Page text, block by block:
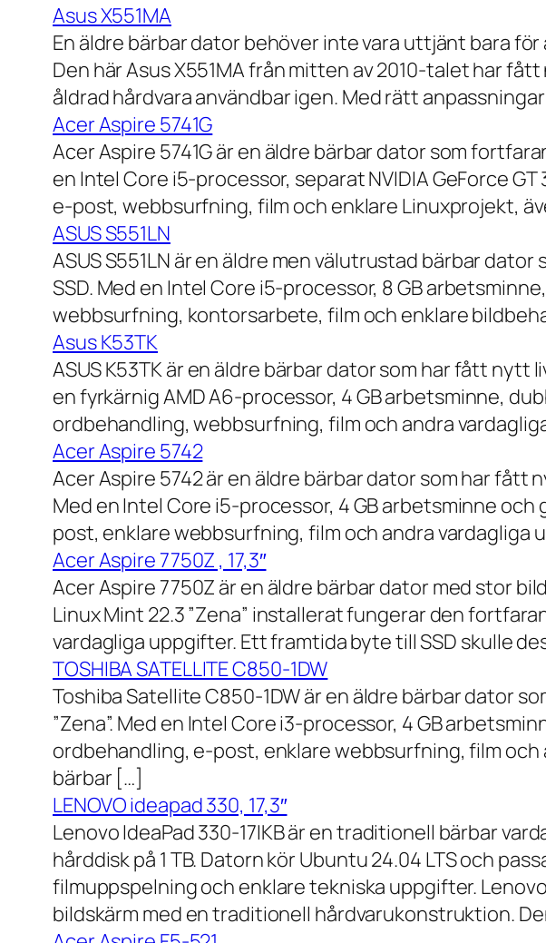
Asus X551MA
En äldre bärbar dator behöver inte vara uttjänt bara
Den här Asus X551MA från mitten av 2010-talet har
åldrad hårdvara användbar igen. Med rätt
Acer Aspire 5741G
Acer Aspire 5741G är en äldre bärbar dator som
en Intel Core i5-processor, separat NVIDIA GeForce
e-post, webbsurfning, film och enklare Linuxprojekt,
ASUS S551LN
ASUS S551LN är en äldre men välutrustad bärbar
SSD. Med en Intel Core i5-processor, 8 GB
webbsurfning, kontorsarbete, film och enklare
Asus K53TK
ASUS K53TK är en äldre bärbar dator som har fått nytt
en fyrkärnig AMD A6-processor, 4 GB arbetsminne,
ordbehandling, webbsurfning, film och andra
Acer Aspire 5742
Acer Aspire 5742 är en äldre bärbar dator som har fått
Med en Intel Core i5-processor, 4 GB arbetsminne
post, enklare webbsurfning, film och andra vardagliga
Acer Aspire 7750Z , 17,3″
Acer Aspire 7750Z är en äldre bärbar dator med stor
Linux Mint 22.3 ”Zena” installerat fungerar den
vardagliga uppgifter. Ett framtida byte till SSD skulle
TOSHIBA SATELLITE C850-1DW
Toshiba Satellite C850-1DW är en äldre bärbar dator
”Zena”. Med en Intel Core i3-processor, 4 GB
ordbehandling, e-post, enklare webbsurfning, film och
bärbar […]
LENOVO ideapad 330, 17,3″
Lenovo IdeaPad 330-17IKB är en traditionell bärbar
hårddisk på 1 TB. Datorn kör Ubuntu 24.04 LTS och
filmuppspelning och enklare tekniska uppgifter.
bildskärm med en traditionell hårdvarukonstruktion.